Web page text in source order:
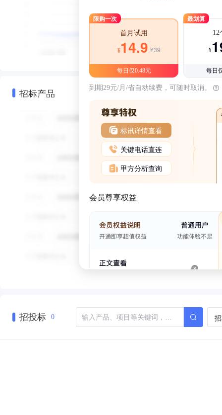
招标产品
限购一次
首月试用
¥14.9 ¥39
每日仅0.48元
最划算
12
¥
每日
到期29元/月/省自动续费，可随时取消。
标讯详情查看
关键电话直连
甲方分析查询
会员尊享权益
招投标 0